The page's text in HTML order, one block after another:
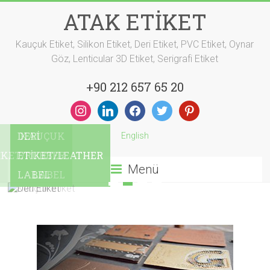
ATAK ETİKET
Kauçuk Etiket, Silikon Etiket, Deri Etiket, PVC Etiket, Oynar
Göz, Lenticular 3D Etiket, Serigrafi Etiket
+90 212 657 65 20
instagramlinkedinfacebooktwitter pinterest
English
Menü
DERİ
ETİKET/LEATHER
LABEL